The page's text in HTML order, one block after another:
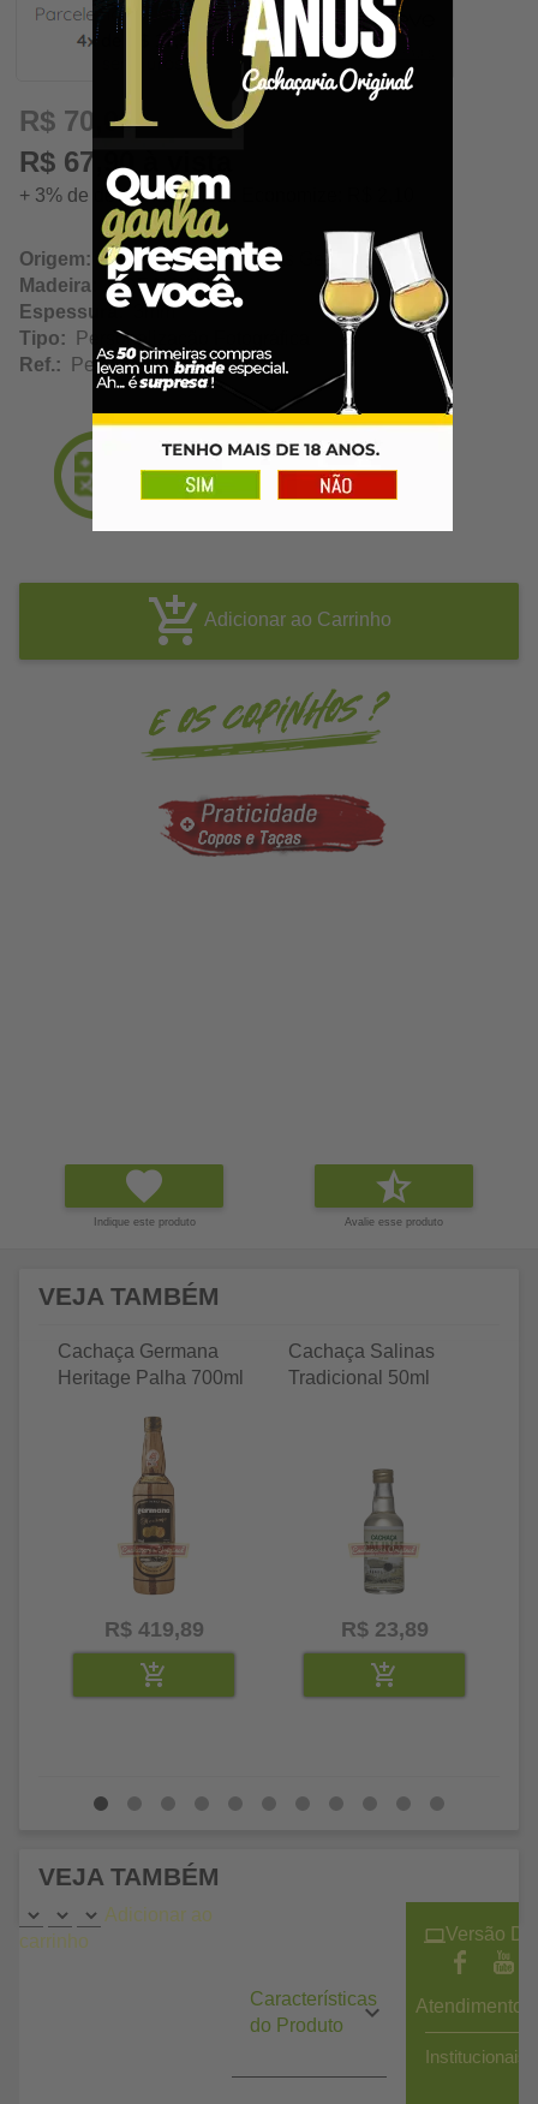
17,50
R$ 70,00
R$ 67,90 à vista
+ 3% de desconto à vista. Economize: R$ 2,10
Origem: Belo Horizonte / Minas Gerais
Madeira:
MDF NAVAL
Espessura:3mm
Tipo: Personalização Fotográfica
Ref.: PersFotP
Adicionar ao Carrinho
Indique este produto Avalie esse produto
VEJA TAMBÉM
Cachaça Germana
Heritage Palha 700ml
R$ 419,89
Cachaça Salinas
Tradicional 50ml
R$ 23,89
VEJA TAMBÉM
Adicionar ao
carrinho
Características
do Produto
Versão
Atendimento
Institucionais